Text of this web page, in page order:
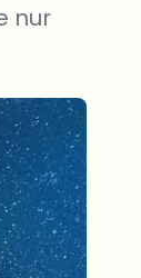
nur